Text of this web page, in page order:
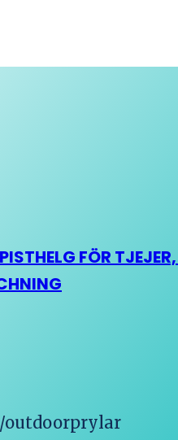
FÖR
outdoorprylar